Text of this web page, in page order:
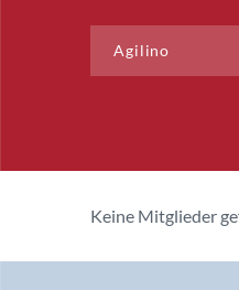
Keine Mitglieder